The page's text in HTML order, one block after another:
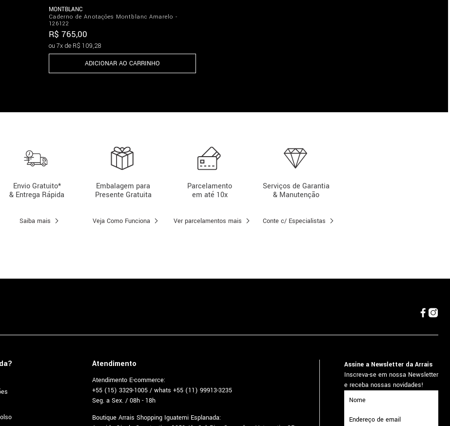
MONTBLANC
Caderno de Anotações Montblanc Amarelo -
126122
R$ 765,00
ou 7x de R$ 109,28
ADICIONAR AO CARRINHO
Envio Gratuito*
& Entrega Rápida
Saiba mais
Embalagem para
Presente Gratuita
Veja Como Funciona
Parcelamento
em até 10x
Ver parcelamentos mais
Serviços de Garantia
& Manutenção
Conte c/ Especialistas
Atendimento
Atendimento E-commerce:
+55 (15) 3329-1005 / whats +55 (11) 99913-3235
Seg. a Sex. / 08h - 18h
Boutique Arrais Shopping Iguatemi Esplanada:
Assine a Newsletter da Arrais
Inscreva-se em nossa Newsletter
e receba nossas novidades!